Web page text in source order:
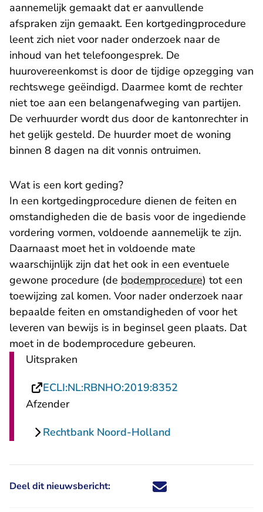
aannemelijk gemaakt dat er aanvullende
afspraken zijn gemaakt. Een kortgedingprocedure
leent zich niet voor nader onderzoek naar de
inhoud van het telefoongesprek. De
huurovereenkomst is door de tijdige opzegging van
rechtswege geëindigd. Daarmee komt de rechter
niet toe aan een belangenafweging van partijen.
De verhuurder wordt dus door de kantonrechter in
het gelijk gesteld. De huurder moet de woning
binnen 8 dagen na dit vonnis ontruimen.
Wat is een kort geding?
In een kortgedingprocedure dienen de feiten en
omstandigheden die de basis voor de ingediende
vordering vormen, voldoende aannemelijk te zijn.
Daarnaast moet het in voldoende mate
waarschijnlijk zijn dat het ook in een eventuele
gewone procedure (de bodemprocedure) tot een
toewijzing zal komen. Voor nader onderzoek naar
bepaalde feiten en omstandigheden of voor het
leveren van bewijs is in beginsel geen plaats. Dat
moet in de bodemprocedure gebeuren.
Uitspraken
ECLI:NL:RBNHO:2019:8352
Afzender
Rechtbank Noord-Holland
Deel dit nieuwsbericht: Deel dit nieuwsbericht via X -
Deel dit nieuwsbericht via
Deel dit nieuwsbericht
Deel dit